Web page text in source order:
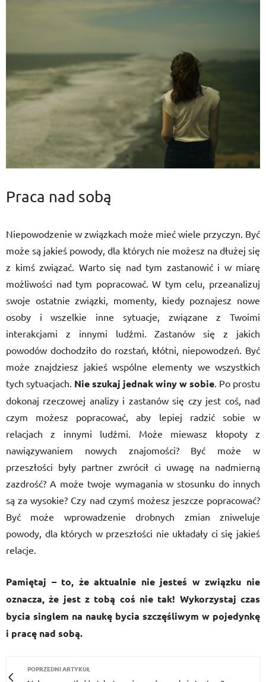
Praca nad sobą
Niepowodzenie w związkach może mieć wiele przyczyn. Być
może są jakieś powody, dla których nie możesz na dłużej się
z kimś związać. Warto się nad tym zastanowić i w miarę
możliwości nad tym popracować. W tym celu, przeanalizuj
swoje ostatnie związki, momenty, kiedy poznajesz nowe
osoby i wszelkie inne sytuacje, związane z Twoimi
interakcjami z innymi ludźmi. Zastanów się z jakich
powodów dochodziło do rozstań, kłótni, niepowodzeń. Być
może znajdziesz jakieś wspólne elementy we wszystkich
tych sytuacjach. Nie szukaj jednak winy w sobie . Po prostu
dokonaj rzeczowej analizy i zastanów się czy jest coś, nad
czym możesz popracować, aby lepiej radzić sobie w
relacjach z innymi ludźmi. Może miewasz kłopoty z
nawiązywaniem nowych znajomości? Być może w
przeszłości były partner zwrócił ci uwagę na nadmierną
zazdrość? A może twoje wymagania w stosunku do innych
są za wysokie? Czy nad czymś możesz jeszcze popracować?
Być może wprowadzenie drobnych zmian zniweluje
powody, dla których w przeszłości nie układały ci się jakieś
relacje.
Pamiętaj – to, że aktualnie nie jesteś w związku nie
oznacza, że jest z tobą coś nie tak! Wykorzystaj czas
bycia singlem na naukę bycia szczęśliwym w pojedynkę
i pracę nad sobą.
POPRZEDNI ARTYKUŁ